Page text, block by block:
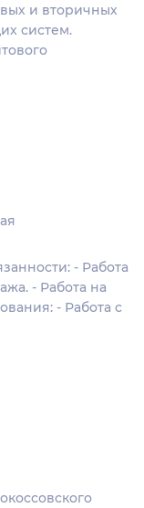
и вторичных
систем.
- Работа
- Работа на
- Работа с